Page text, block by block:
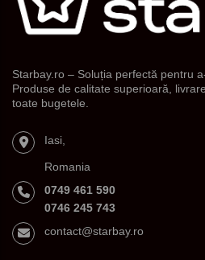
Starbay.ro – Soluția perfectă pentru
Produse de calitate superioară,
toate bugetele.
Iasi,
Romania
0749 461 590
0746 245 743
contact@starbay.ro